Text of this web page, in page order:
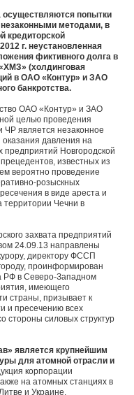
попытки
незаконными методами, в
кредиторской
г. неустановленная
фиктивного долга в
(холдинговая
в ОАО «Контур» и ЗАО
банкротства.
ОАО «Контур» и ЗАО
целью проведения
ЧР является незаконное
оказания давления на
Новгородской
известных из
вероятно проведение
розыскных
в виде ареста и
территории Чечни в
захвата предприятий
24.09.13 направлены
директору ФССП
проинформирован
РФ в Северо-Западном
имеющего
страны, призывает к
и пресечению всех
стороны силовых структур
является крупнейшим
для атомной отрасли и
корпорации
на атомных станциях в
и Украине.